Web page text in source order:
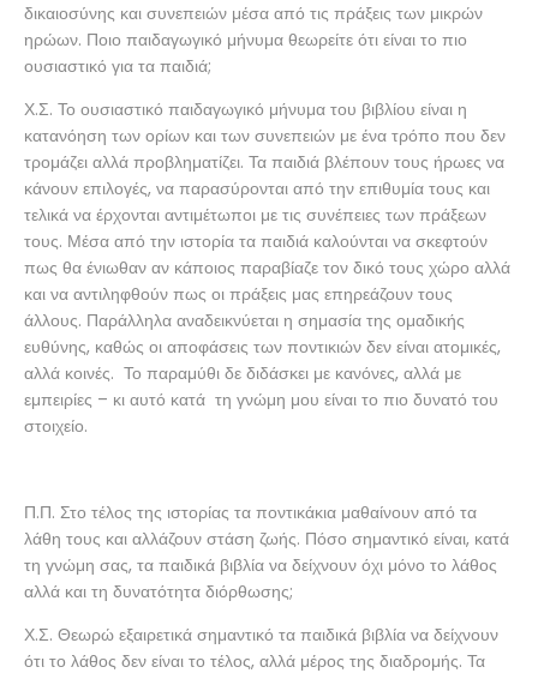
δικαιοσύνης και συνεπειών μέσα από τις πράξεις των μικρών
ηρώων. Ποιο παιδαγωγικό μήνυμα θεωρείτε ότι είναι το πιο
ουσιαστικό για τα παιδιά;
Χ.Σ. Το ουσιαστικό παιδαγωγικό μήνυμα του βιβλίου είναι η
κατανόηση των ορίων και των συνεπειών με ένα τρόπο που δεν
τρομάζει αλλά προβληματίζει. Τα παιδιά βλέπουν τους ήρωες να
κάνουν επιλογές, να παρασύρονται από την επιθυμία τους και
τελικά να έρχονται αντιμέτωποι με τις συνέπειες των πράξεων
τους. Μέσα από την ιστορία τα παιδιά καλούνται να σκεφτούν
πως θα ένιωθαν αν κάποιος παραβίαζε τον δικό τους χώρο αλλά
και να αντιληφθούν πως οι πράξεις μας επηρεάζουν τους
άλλους. Παράλληλα αναδεικνύεται η σημασία της ομαδικής
ευθύνης, καθώς οι αποφάσεις των ποντικιών δεν είναι ατομικές,
αλλά κοινές. Το παραμύθι δε διδάσκει με κανόνες, αλλά με
εμπειρίες – κι αυτό κατά τη γνώμη μου είναι το πιο δυνατό του
στοιχείο.
Π.Π. Στο τέλος της ιστορίας τα ποντικάκια μαθαίνουν από τα
λάθη τους και αλλάζουν στάση ζωής. Πόσο σημαντικό είναι, κατά
τη γνώμη σας, τα παιδικά βιβλία να δείχνουν όχι μόνο το λάθος
αλλά και τη δυνατότητα διόρθωσης;
Χ.Σ. Θεωρώ εξαιρετικά σημαντικό τα παιδικά βιβλία να δείχνουν
ότι το λάθος δεν είναι το τέλος, αλλά μέρος της διαδρομής. Τα